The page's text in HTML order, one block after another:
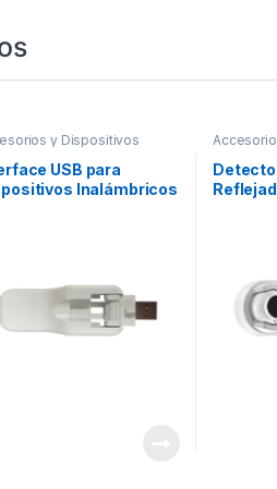
y Dispositivos
USB para
Inalámbricos
Fuego